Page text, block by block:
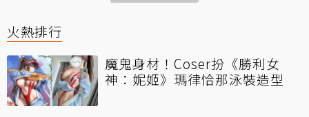
火熱排行
魔鬼身材！Coser扮《勝利女
神：妮姬》瑪律恰那泳裝造型